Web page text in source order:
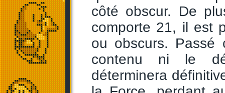
côté obscur. De
comporte 21, il est
ou obscurs.
contenu ni le
déterminera